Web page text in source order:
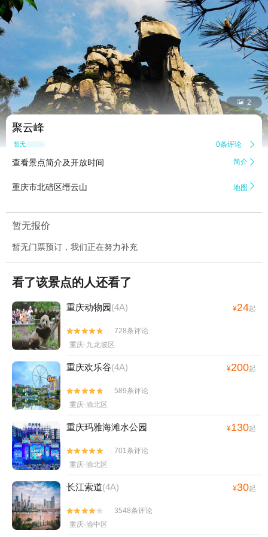
 2
聚云峰
暂无点评 0条评论 
查看景点简介及开放时间 简介 
重庆市北碚区缙云山 地图 
暂无报价
暂无门票预订，我们正在努力补充
看了该景点的人还看了
重庆动物园(4A) ¥24起


728条评论
重庆·九龙坡区
重庆欢乐谷(4A) ¥200起


589条评论
重庆·渝北区
重庆玛雅海滩水公园 ¥130起


701条评论
重庆·渝北区
长江索道(4A) ¥30起


3548条评论
重庆·渝中区
